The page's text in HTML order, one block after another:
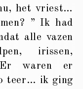
het vriest…
” Ik had
alle vazen
irissen,
Er waren er
teer… ik ging